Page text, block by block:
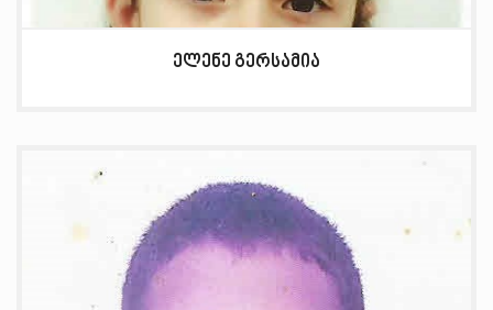
ელენე გერსამია